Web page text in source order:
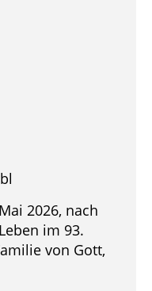
2026, nach
im 93.
von Gott,